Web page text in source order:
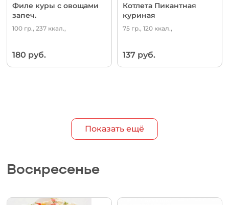
Филе куры с овощами
запеч.
100 гр., 237 ккал.,
180 руб.
Котлета Пикантная
куриная
75 гр., 120 ккал.,
137 руб.
Показать ещё
Воскресенье